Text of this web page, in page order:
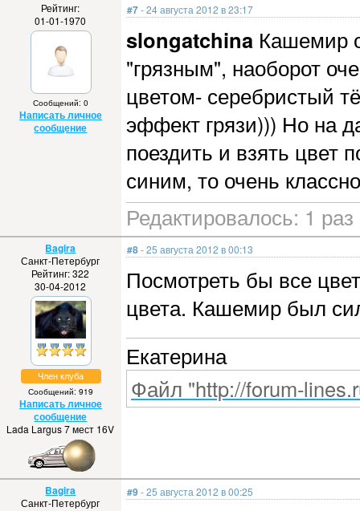
Рейтинг:
01-01-1970
Сообщений: 0
Написать личное
сообщение
#7- 24 августа 2012 в 23:17
slongatchina Кашемир
"грязным", наоборот
цветом- серебристый
эффект грязи))) Но на
поездить и взять цвет
синим, то очень
Редактировалось: 1
Bagira
Санкт-Петербург
Рейтинг: 322
30-04-2012
Член клуба
Сообщений: 919
Написать личное
сообщение
Lada Largus 7 мест 16V
#8- 25 августа 2012 в 00:13
Посмотреть бы все
цвета. Кашемир был
Екатерина
Файл "http://forum-
Bagira
Санкт-Петербург
#9- 25 августа 2012 в 00:25